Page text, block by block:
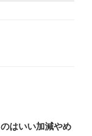
はいい加減やめ